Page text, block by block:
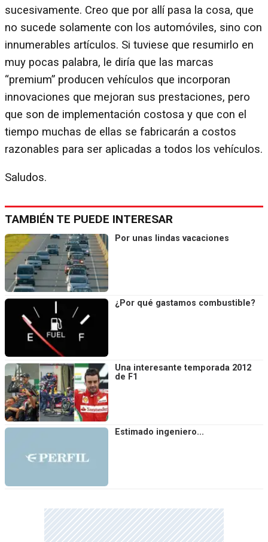
sucesivamente. Creo que por allí pasa la cosa, que
no sucede solamente con los automóviles, sino con
innumerables artículos. Si tuviese que resumirlo en
muy pocas palabra, le diría que las marcas
“premium” producen vehículos que incorporan
innovaciones que mejoran sus prestaciones, pero
que son de implementación costosa y que con el
tiempo muchas de ellas se fabricarán a costos
razonables para ser aplicadas a todos los vehículos.
Saludos.
TAMBIÉN TE PUEDE INTERESAR
Por unas lindas vacaciones
¿Por qué gastamos combustible?
Una interesante temporada 2012
de F1
Estimado ingeniero...